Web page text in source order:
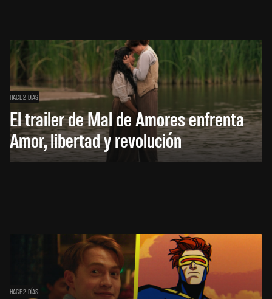
HACE 2 DÍAS
El trailer de Mal de Amores enfrenta
Amor, libertad y revolución
HACE 2 DÍAS